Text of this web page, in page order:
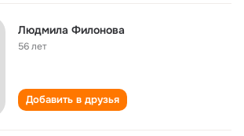
Людмила Филонова
56 лет
Добавить в друзья